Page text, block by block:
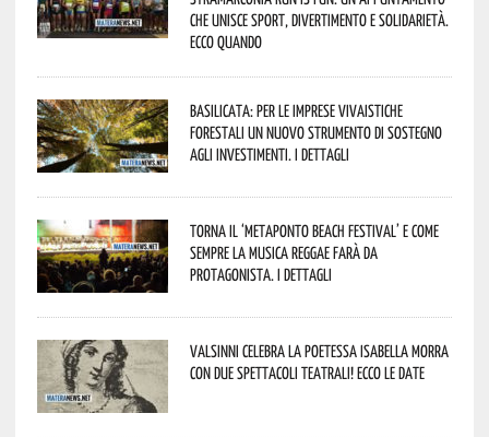
che unisce sport, divertimento e solidarietà.
Ecco quando
Basilicata: per le imprese vivaistiche
forestali un nuovo strumento di sostegno
agli investimenti. I dettagli
Torna il ‘Metaponto beach festival’ e come
sempre la musica reggae farà da
protagonista. I dettagli
Valsinni celebra la poetessa Isabella Morra
con due spettacoli teatrali! Ecco le date